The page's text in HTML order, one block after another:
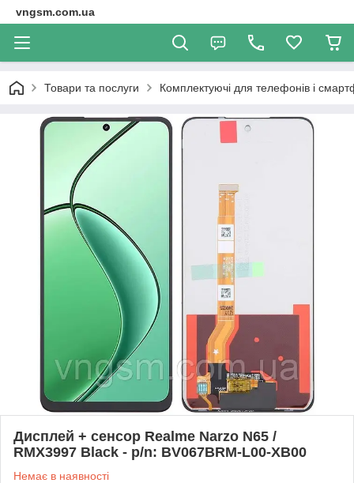
vngsm.com.ua
Товари та послуги Комплектуючі для телефонів і
Дисплей + сенсор Realme Narzo N65 /
RMX3997 Black - p/n: BV067BRM-L00-XB00
Немає в наявності